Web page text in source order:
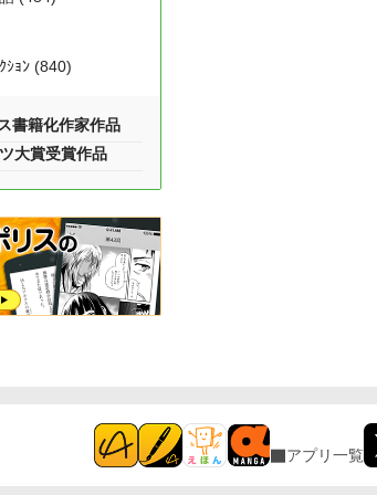
ｼｮﾝ (840)
書籍化作家作品
大賞受賞作品
アプリ一覧